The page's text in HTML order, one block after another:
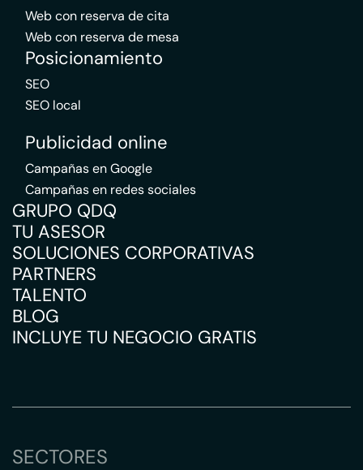
Web con reserva de cita
Web con reserva de mesa
Posicionamiento
SEO
SEO local
Publicidad online
Campañas en Google
Campañas en redes sociales
GRUPO QDQ
TU ASESOR
SOLUCIONES CORPORATIVAS
PARTNERS
TALENTO
BLOG
INCLUYE TU NEGOCIO GRATIS
SECTORES